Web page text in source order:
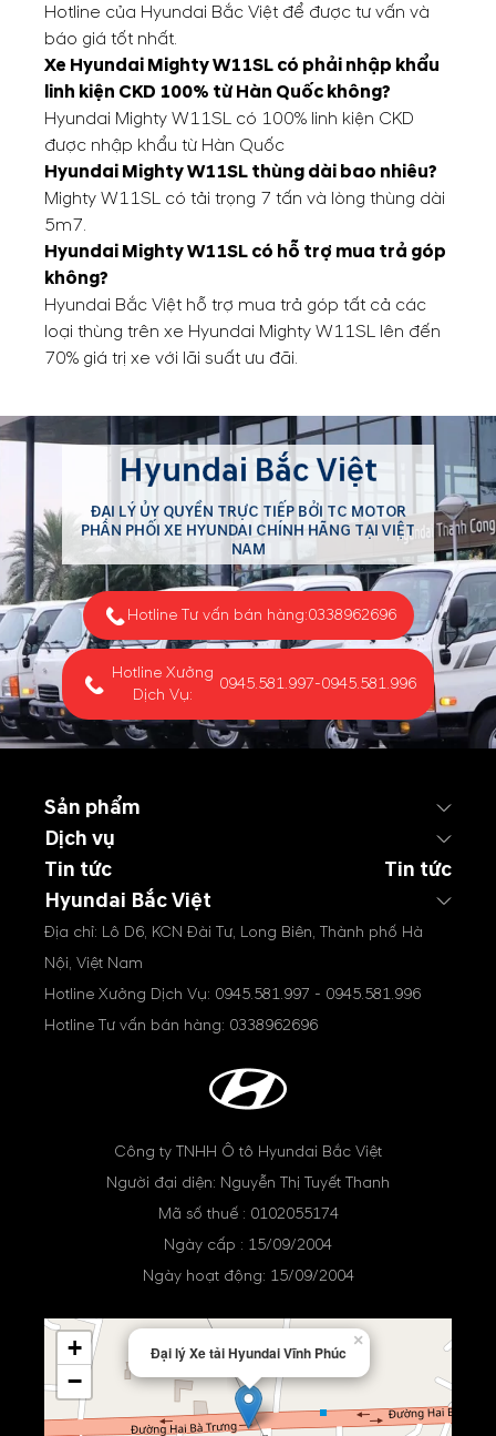
Hotline của Hyundai Bắc Việt để được tư vấn và
báo giá tốt nhất.
Xe Hyundai Mighty W11SL có phải nhập khẩu
linh kiện CKD 100% từ Hàn Quốc không?
Hyundai Mighty W11SL có 100% linh kiện CKD
được nhập khẩu từ Hàn Quốc
Hyundai Mighty W11SL thùng dài bao nhiêu?
Mighty W11SL có tải trọng 7 tấn và lòng thùng dài
5m7.
Hyundai Mighty W11SL có hỗ trợ mua trả góp
không?
Hyundai Bắc Việt hỗ trợ mua trả góp tất cả các
loại thùng trên xe Hyundai Mighty W11SL lên đến
70% giá trị xe với lãi suất ưu đãi.
Hyundai Bắc Việt
ĐẠI LÝ ỦY QUYỀN TRỰC TIẾP BỞI TC MOTOR
PHÂN PHỐI XE HYUNDAI CHÍNH HÃNG TẠI VIỆT
NAM
Hotline Tư vấn bán hàng:0338962696
Hotline Xưởng
Dịch Vụ:
0945.581.997-0945.581.996
Sản phẩm
Dịch vụ
Tin tức
Tin tức
Hyundai Bắc Việt
Địa chỉ: Lô D6, KCN Đài Tư, Long Biên, Thành phố Hà
Nội, Việt Nam
Hotline Xưởng Dịch Vụ: 0945.581.997 - 0945.581.996
Hotline Tư vấn bán hàng: 0338962696
Công ty TNHH Ô tô Hyundai Bắc Việt
Người đại diện: Nguyễn Thị Tuyết Thanh
Mã số thuế : 0102055174
Ngày cấp : 15/09/2004
Ngày hoạt động: 15/09/2004
Đại lý Xe tải Hyundai Vĩnh Phúc
×
+
−